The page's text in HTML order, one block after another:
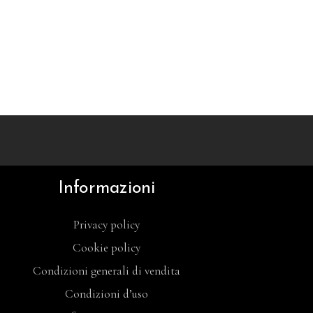
Informazioni
Privacy policy
Cookie policy
Condizioni generali di vendita
Condizioni d’uso